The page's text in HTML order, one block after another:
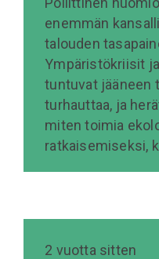
enemmän
talouden
Ympäristökriisit
tuntuvat jääneen
turhauttaa, ja
miten toimia
ratkaisemiseksi,
2 vuotta sitten